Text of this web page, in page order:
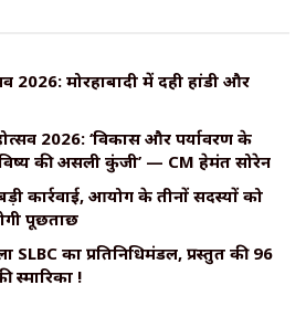
2026: मोरहाबादी में दही हांडी और
2026: ‘विकास और पर्यावरण के
की असली कुंजी’ — CM हेमंत सोरेन
कार्रवाई, आयोग के तीनों सदस्यों को
पूछताछ
SLBC का प्रतिनिधिमंडल, प्रस्तुत की 96
स्मारिका !